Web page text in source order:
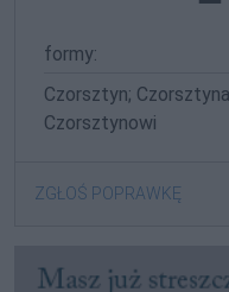
formy:
Czorsztyn;
Czorsztynowi
ZGŁOŚ POPRAWKĘ